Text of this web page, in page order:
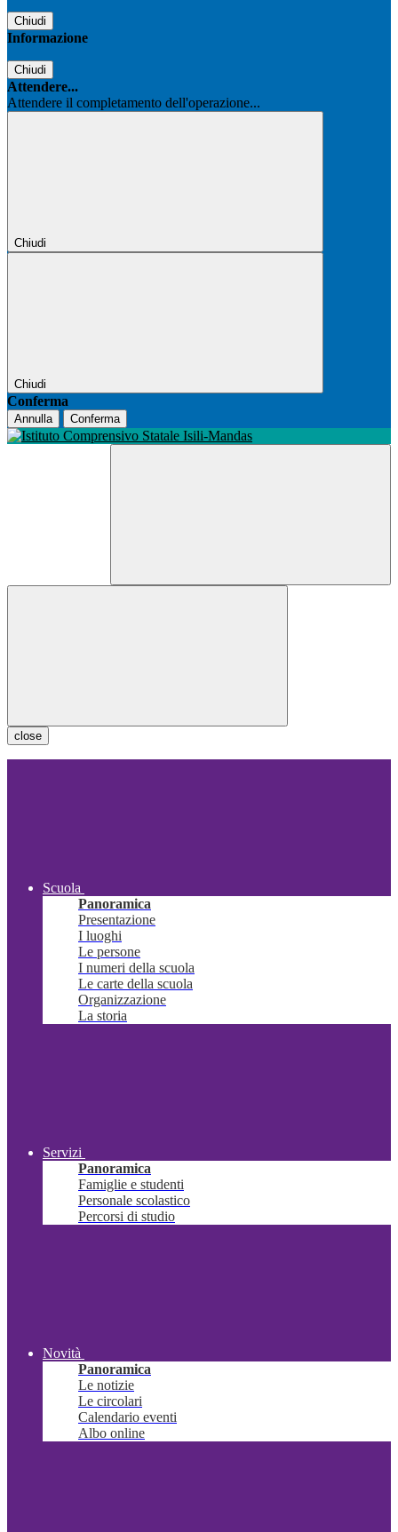
Chiudi
Informazione
Chiudi
Attendere...
Attendere il completamento dell'operazione...
Chiudi
Chiudi
Conferma
Annulla Conferma
close
Scuola
Panoramica
Presentazione
I luoghi
Le persone
I numeri della scuola
Le carte della scuola
Organizzazione
La storia
Servizi
Panoramica
Famiglie e studenti
Personale scolastico
Percorsi di studio
Novità
Panoramica
Le notizie
Le circolari
Calendario eventi
Albo online